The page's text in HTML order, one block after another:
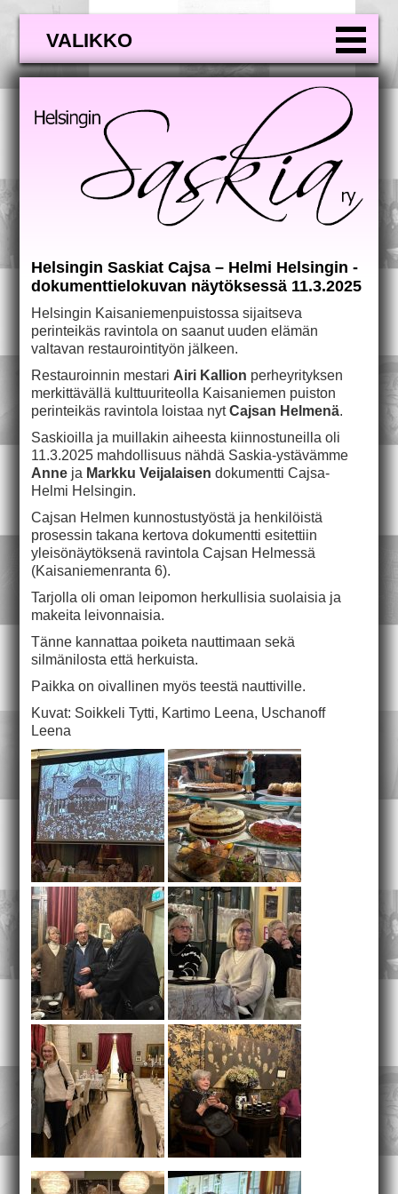
VALIKKO
Helsingin Saskiat Cajsa – Helmi Helsingin -
dokumenttielokuvan näytöksessä 11.3.2025
Helsingin Kaisaniemenpuistossa sijaitseva
perinteikäs ravintola on saanut uuden elämän
valtavan restaurointityön jälkeen.
Restauroinnin mestari Airi Kallion perheyrityksen
merkittävällä kulttuuriteolla Kaisaniemen puiston
perinteikäs ravintola loistaa nytCajsan Helmenä.
Saskioilla ja muillakin aiheesta kiinnostuneilla oli
11.3.2025 mahdollisuus nähdä Saskia-ystävämme
Anne ja Markku Veijalaisen dokumentti Cajsa-
Helmi Helsingin.
Cajsan Helmen kunnostustyöstä ja henkilöistä
prosessin takana kertova dokumentti esitettiin
yleisönäytöksenä ravintola Cajsan Helmessä
(Kaisaniemenranta 6).
Tarjolla oli oman leipomon herkullisia suolaisia ja
makeita leivonnaisia.
Tänne kannattaa poiketa nauttimaan sekä
silmänilosta että herkuista.
Paikka on oivallinen myös teestä nauttiville.
Kuvat: Soikkeli Tytti, Kartimo Leena, Uschanoff
Leena